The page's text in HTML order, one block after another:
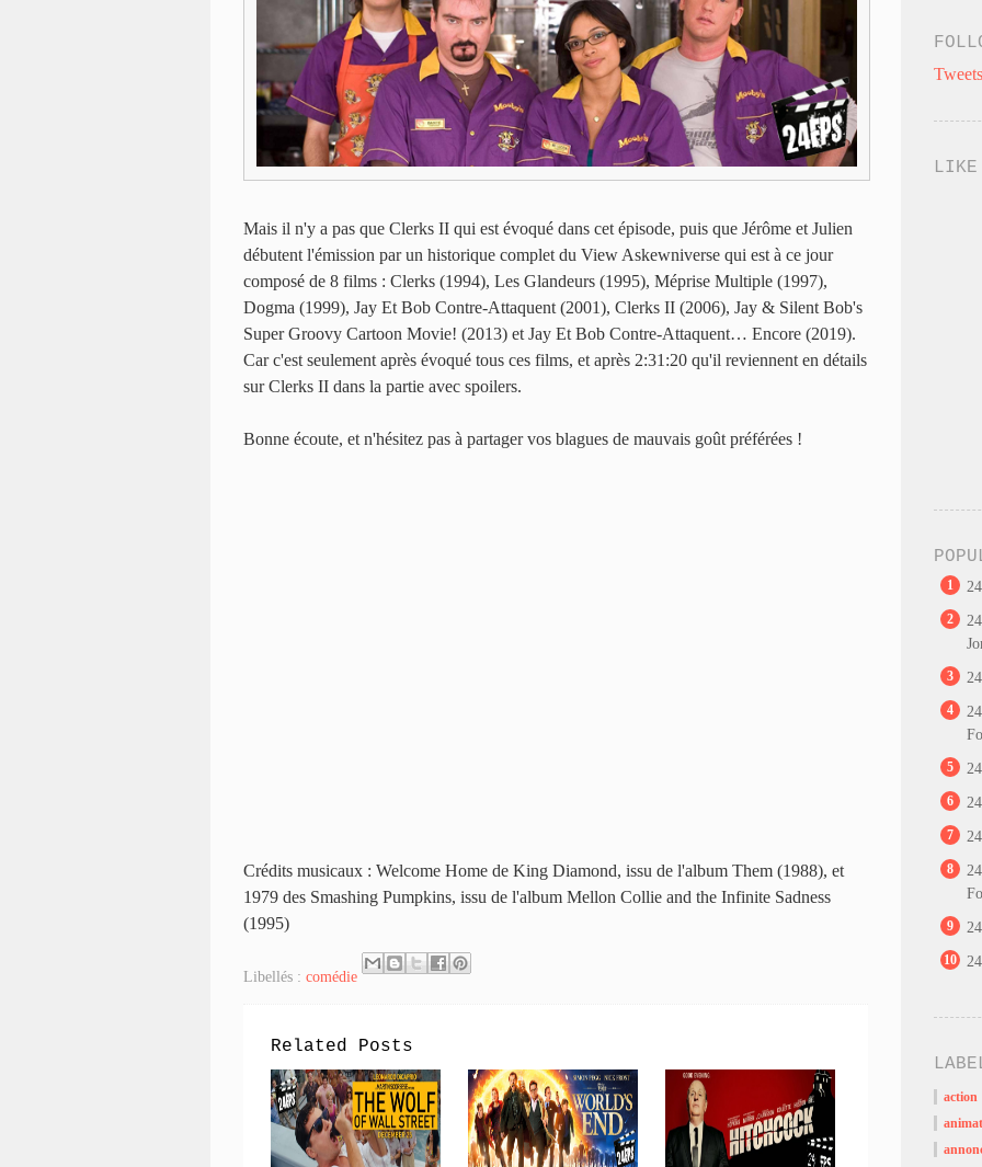
Mais il n'y a pas que Clerks II qui est évoqué dans cet épisode, puis que Jérôme et Julien
débutent l'émission par un historique complet du View Askewniverse qui est à ce jour
composé de 8 films : Clerks (1994), Les Glandeurs (1995), Méprise Multiple (1997),
Dogma (1999), Jay Et Bob Contre-Attaquent (2001), Clerks II (2006), Jay & Silent Bob's
Super Groovy Cartoon Movie! (2013) et Jay Et Bob Contre-Attaquent… Encore (2019).
Car c'est seulement après évoqué tous ces films, et après 2:31:20 qu'il reviennent en détails
sur Clerks II dans la partie avec spoilers.
Bonne écoute, et n'hésitez pas à partager vos blagues de mauvais goût préférées !
Crédits musicaux : Welcome Home de King Diamond, issu de l'album Them (1988), et
1979 des Smashing Pumpkins, issu de l'album Mellon Collie and the Infinite Sadness
(1995)
Libellés : comédie
Related Posts
LIKE
1
2
3
4
5
6
7
8
9
10
action